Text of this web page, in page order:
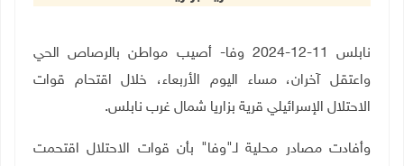
نابلس 11-12-2024 وفا- أصيب مواطن بالرصاص الحي
واعتقل آخران، مساء اليوم الأربعاء، خلال اقتحام قوات
الاحتلال الإسرائيلي قرية بزاريا شمال غرب نابلس.
وأفادت مصادر محلية لـ"وفا" بأن قوات الاحتلال اقتحمت